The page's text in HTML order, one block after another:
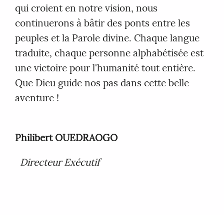
qui croient en notre vision, nous
continuerons à bâtir des ponts entre les
peuples et la Parole divine. Chaque langue
traduite, chaque personne alphabétisée est
une victoire pour l'humanité tout entière.
Que Dieu guide nos pas dans cette belle
aventure !
Philibert OUEDRAOGO
Directeur Exécutif